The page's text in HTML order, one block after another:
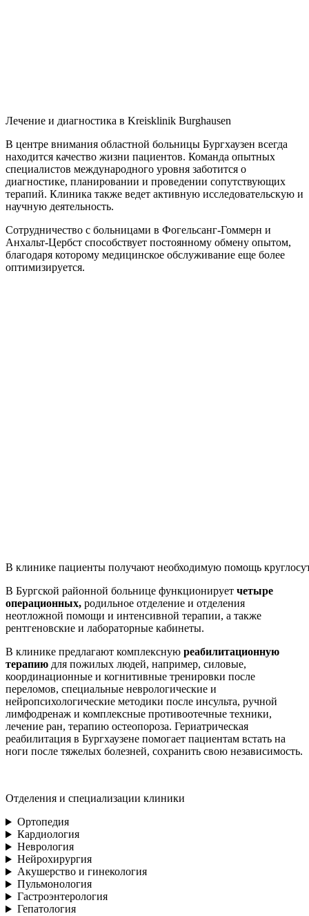
Лечение и диагностика в Kreisklinik Burghausen
В центре внимания областной больницы Бургхаузен всегда
находится качество жизни пациентов. Команда опытных
специалистов международного уровня заботится о
диагностике, планировании и проведении сопутствующих
терапий. Клиника также ведет активную исследовательскую и
научную деятельность.
Сотрудничество с больницами в Фогельсанг-Гоммерн и
Анхальт-Цербст способствует постоянному обмену опытом,
благодаря которому медицинское обслуживание еще более
оптимизируется.
В клинике пациенты получают необходимую помощь
В Бургской районной больнице функционирует четыре
операционных, родильное отделение и отделения
неотложной помощи и интенсивной терапии, а также
рентгеновские и лабораторные кабинеты.
В клинике предлагают комплексную реабилитационную
терапию для пожилых людей, например, силовые,
координационные и когнитивные тренировки после
переломов, специальные неврологические и
нейропсихологические методики после инсульта, ручной
лимфодренаж и комплексные противоотечные техники,
лечение ран, терапию остеопороза. Гериатрическая
реабилитация в Бургхаузене помогает пациентам встать на
ноги после тяжелых болезней, сохранить свою независимость.
Отделения и специализации клиники
Ортопедия
Кардиология
Неврология
Нейрохирургия
Акушерство и гинекология
Пульмонология
Гастроэнтерология
Гепатология